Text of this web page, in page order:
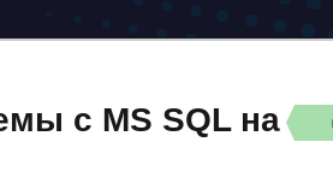
с MS SQL на